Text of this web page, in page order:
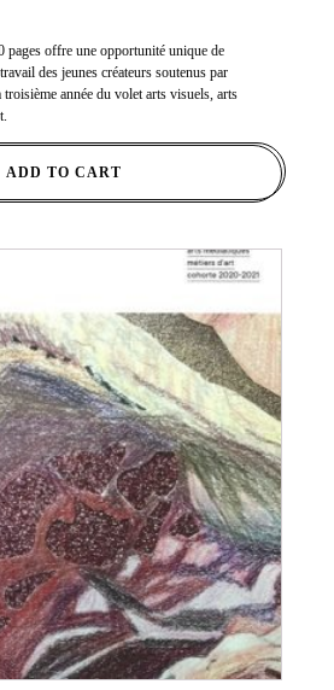
pages offre une opportunité unique de
des jeunes créateurs soutenus par
année du volet arts visuels, arts
ADD TO CART